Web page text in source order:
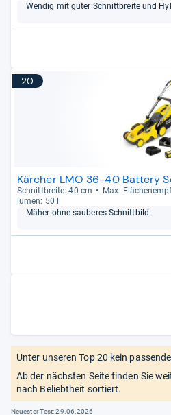
Wen­dig mit guter Schnitt­breite und
20
Kärcher LMO 36-40 Battery
Schnitt­breite: 40 cm Max.
lu­men: 50 l
Mäher ohne sau­be­res Schnitt­bild
Unter unseren Top 20 kein
Ab der nächsten Seite finden Sie
nach Beliebtheit sortiert.
Neuester Test:29.06.2026